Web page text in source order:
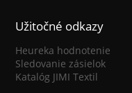
Užitočné odkazy
Heureka hodnotenie
Sledovanie zásielok
Katalóg JIMI Textil